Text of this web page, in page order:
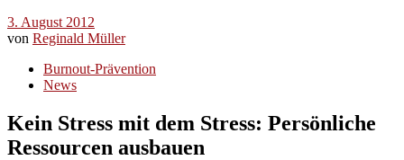
3. August 2012
von Reginald Müller
Burnout-Prävention
News
Kein Stress mit dem Stress: Persönliche
Ressourcen ausbauen